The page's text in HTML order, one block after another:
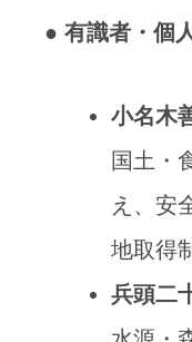
● 有識者・個
小名木
国土・
え、安
地取得
兵頭二